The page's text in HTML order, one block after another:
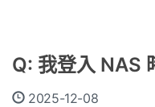
Q: 我登入 NAS
2025-12-08